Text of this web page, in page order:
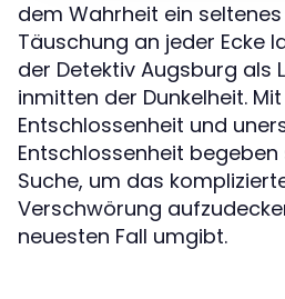
dem Wahrheit ein
Täuschung an jeder Ecke
der Detektiv Augsburg als
inmitten der Dunkelheit.
Entschlossenheit und
Entschlossenheit
Suche, um das
Verschwörung
neuesten Fall umgibt.